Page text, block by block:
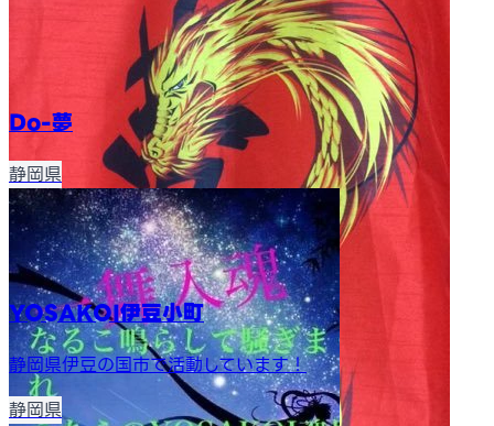
Do-夢
静岡県
YOSAKOI伊豆小町
静岡県伊豆の国市で活動しています！
静岡県